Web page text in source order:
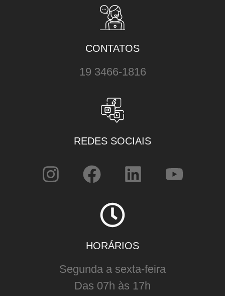
CONTATOS
19 3466-1816
REDES SOCIAIS
HORÁRIOS
Segunda a sexta-feira
Das 07h às 17h